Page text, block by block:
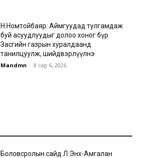
Н.Номтойбаяр: Аймгуудад тулгамдаж
буй асуудлуудыг долоо хоног бүр
Засгийн газрын хуралдаанд
танилцуулж, шийдвэрлүүлнэ
Mandmn - 8 сар 6, 2026
Боловсролын сайд Л.Энх-Амгалан